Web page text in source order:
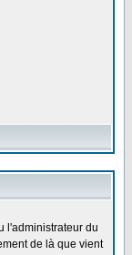
l'administrateur du
de là que vient